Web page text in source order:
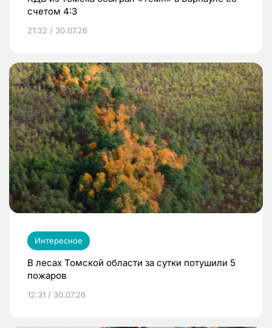
счетом 4:3
21:32 / 30.07.26
Интересное
В лесах Томской области за сутки потушили 5
пожаров
12:31 / 30.07.26